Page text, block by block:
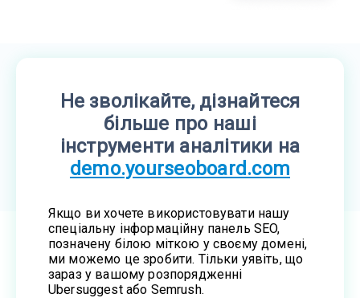
Не зволікайте, дізнайтеся
більше про наші
інструменти аналітики на
demo.yourseoboard.com
Якщо ви хочете використовувати нашу
спеціальну інформаційну панель SEO,
позначену білою міткою у своєму домені,
ми можемо це зробити. Тільки уявіть, що
зараз у вашому розпорядженні
Ubersuggest або Semrush.